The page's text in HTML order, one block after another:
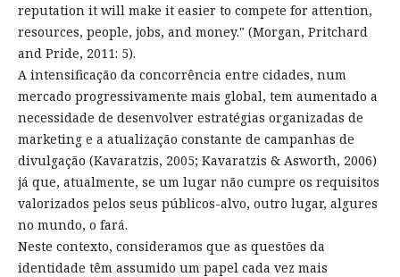
reputation it will make it easier to compete for attention,
resources, people, jobs, and money." (Morgan, Pritchard
and Pride, 2011: 5).
A intensificação da concorrência entre cidades, num
mercado progressivamente mais global, tem aumentado a
necessidade de desenvolver estratégias organizadas de
marketing e a atualização constante de campanhas de
divulgação (Kavaratzis, 2005; Kavaratzis & Asworth, 2006)
já que, atualmente, se um lugar não cumpre os requisitos
valorizados pelos seus públicos-alvo, outro lugar, algures
no mundo, o fará.
Neste contexto, consideramos que as questões da
identidade têm assumido um papel cada vez mais